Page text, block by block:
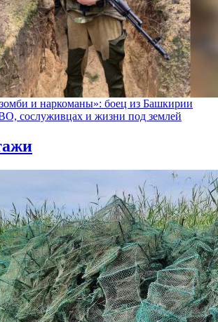
зомби и наркоманы»: боец из Башкирии
сослуживцах и жизни под землей